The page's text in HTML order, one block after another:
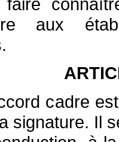
aux
cadre
signature. Il